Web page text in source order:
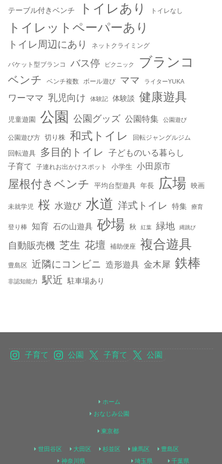
テーブル付きベンチ トイレあり トイレなし
トイレットペーパーあり
トイレ周辺にあり ネットクライミング
バケット型ブランコ バス停 ピクニック ブランコ
ベンチ ベンチ複数 ボール遊び ママ ライターYUKA
ワーママ 乳児向け 体験記 体験談 健康遊具
児童遊園 公園 公園グッズ 公園特集 公園遊び
公園遊び方 切り株 和式トイレ 回転ジャングルジム
回転遊具 多目的トイレ 子どものいる暮らし
子育て 子連れお出かけスポット 小学生 小田原市
屋根付きベンチ 平均台型遊具 年長 広場 映画
未就学児 桜 水遊び 水道 洋式トイレ 特集 療育
登り棒 知育 石の山遊具 砂場 秋 紅葉 緑地 縄跳び
自動販売機 芝生 花壇 補助便座 複合遊具
豊島区 近隣にコンビニ 造形遊具 金木犀 鉄棒
非認知能力 駅近 駐車場あり
子育て 公園 子育て 公園
ホーム
おなじみ公園
東京都
世田谷区 大田区 杉並区 練馬区
豊島区
神奈川県
埼玉県 千葉県